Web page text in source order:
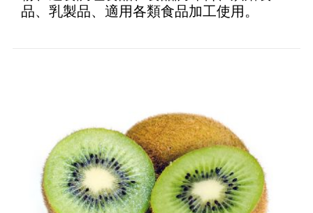
品、乳製品、適用各類食品加工使用。